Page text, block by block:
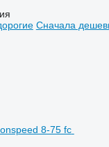
Сначала